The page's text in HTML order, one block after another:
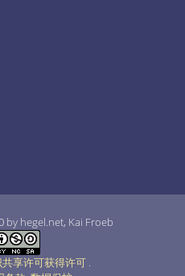
by hegel.net, Kai Froeb
享许可获得许可 .